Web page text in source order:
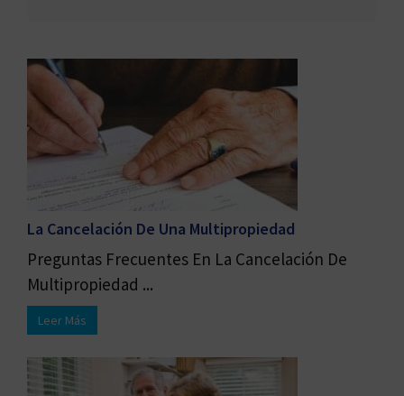
La Cancelación De Una Multipropiedad
Preguntas Frecuentes En La Cancelación De
Multipropiedad ...
Leer Más